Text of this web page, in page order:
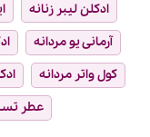
ادکلن لیبر زنانه
آرمانی یو مردانه
کول واتر مردانه
عطر